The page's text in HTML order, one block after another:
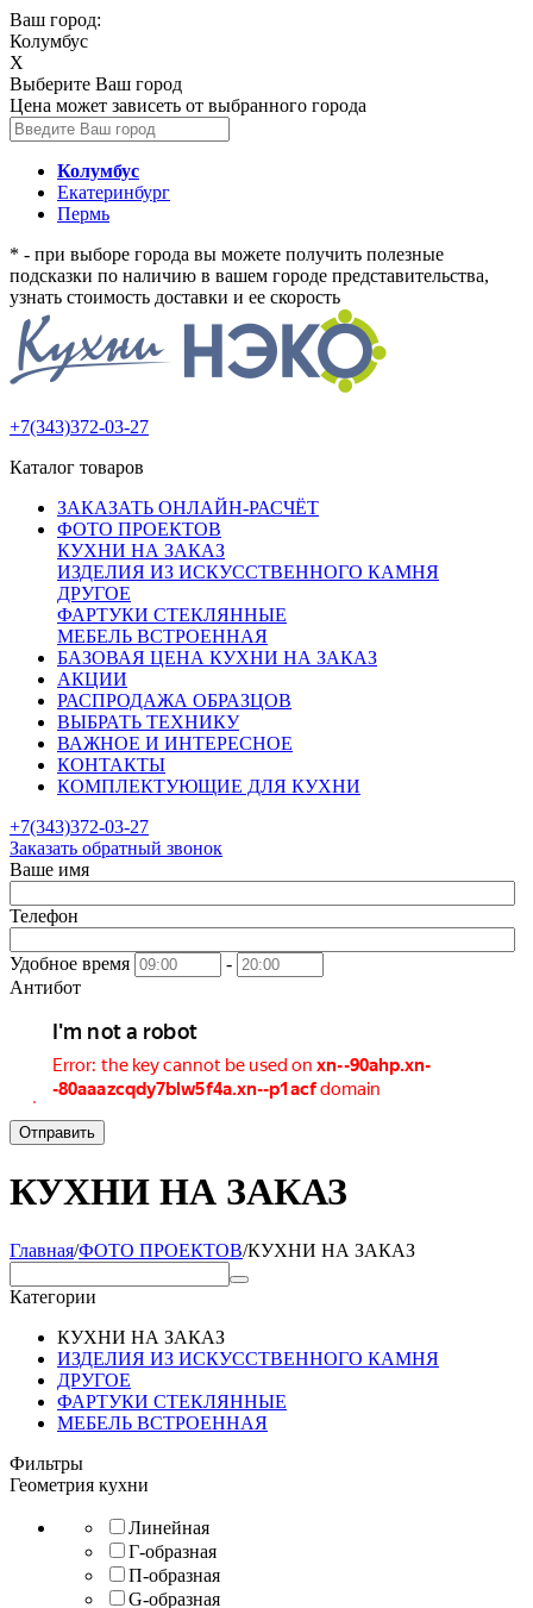
Ваш город:
Колумбус
X
Выберите Ваш город
Цена может зависеть от выбранного города
Колумбус
Екатеринбург
Пермь
* - при выборе города вы можете получить полезные
подсказки по наличию в вашем городе представительства,
узнать стоимость доставки и ее скорость
+7(343)372-03-27
Каталог товаров
ЗАКАЗАТЬ ОНЛАЙН-РАСЧЁТ
ФОТО ПРОЕКТОВ
КУХНИ НА ЗАКАЗ
ИЗДЕЛИЯ ИЗ ИСКУССТВЕННОГО КАМНЯ
ДРУГОЕ
ФАРТУКИ СТЕКЛЯННЫЕ
МЕБЕЛЬ ВСТРОЕННАЯ
БАЗОВАЯ ЦЕНА КУХНИ НА ЗАКАЗ
АКЦИИ
РАСПРОДАЖА ОБРАЗЦОВ
ВЫБРАТЬ ТЕХНИКУ
ВАЖНОЕ И ИНТЕРЕСНОЕ
КОНТАКТЫ
КОМПЛЕКТУЮЩИЕ ДЛЯ КУХНИ
+7(343)372-03-27
Заказать обратный звонок
Ваше имя
Телефон
Удобное время
-
Антибот
Отправить
КУХНИ НА ЗАКАЗ
Главная/ФОТО ПРОЕКТОВ/КУХНИ НА ЗАКАЗ
Категории
КУХНИ НА ЗАКАЗ
ИЗДЕЛИЯ ИЗ ИСКУССТВЕННОГО КАМНЯ
ДРУГОЕ
ФАРТУКИ СТЕКЛЯННЫЕ
МЕБЕЛЬ ВСТРОЕННАЯ
Фильтры
Геометрия кухни
Линейная
Г-образная
П-образная
G-образная